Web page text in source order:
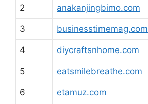
2 anakanjingbimo.com
3 businesstimemag.com
4 diycraftsnhome.com
5 eatsmilebreathe.com
6 etamuz.com